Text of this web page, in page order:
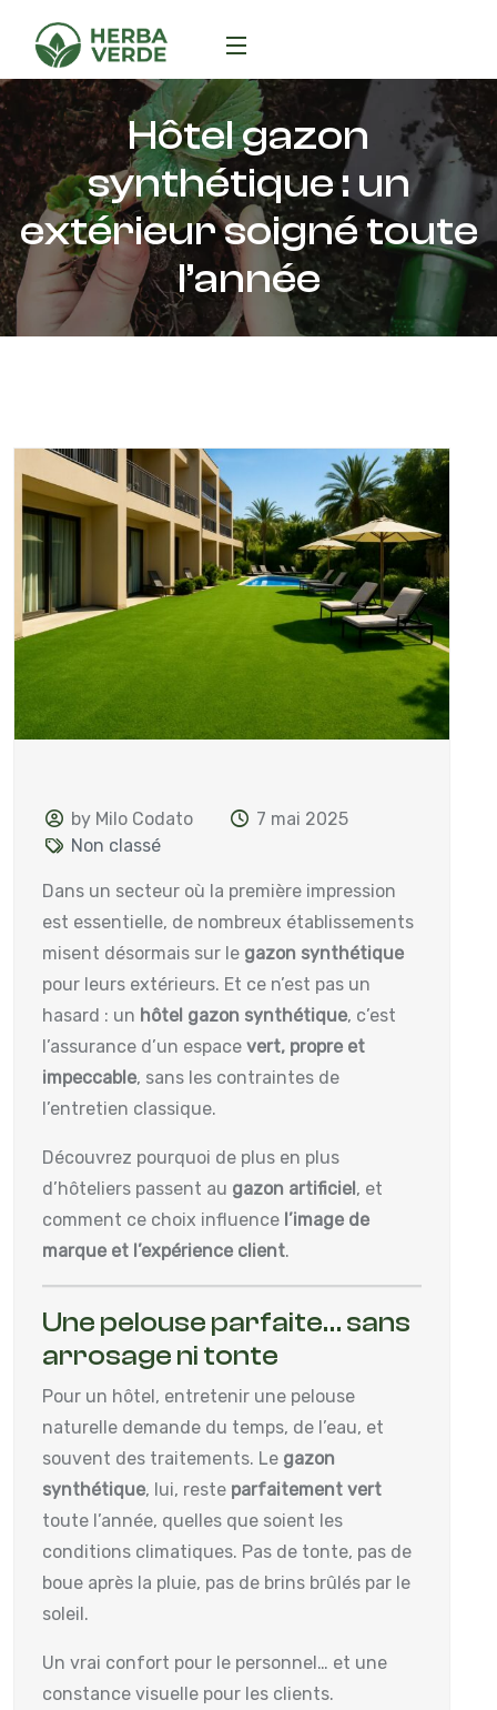
Hôtel gazon
synthétique : un
extérieur soigné toute
l’année
by Milo Codato
7 mai 2025
Non classé
Dans un secteur où la première impression
est essentielle, de nombreux établissements
misent désormais sur le gazon synthétique
pour leurs extérieurs. Et ce n’est pas un
hasard : un hôtel gazon synthétique, c’est
l’assurance d’un espace vert, propre et
impeccable, sans les contraintes de
l’entretien classique.
Découvrez pourquoi de plus en plus
d’hôteliers passent au gazon artificiel, et
comment ce choix influence l’image de
marque et l’expérience client.
Une pelouse parfaite… sans
arrosage ni tonte
Pour un hôtel, entretenir une pelouse
naturelle demande du temps, de l’eau, et
souvent des traitements. Le gazon
synthétique, lui, reste parfaitement vert
toute l’année, quelles que soient les
conditions climatiques. Pas de tonte, pas de
boue après la pluie, pas de brins brûlés par le
soleil.
Un vrai confort pour le personnel… et une
constance visuelle pour les clients.